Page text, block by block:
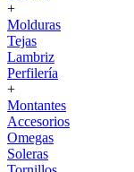
+
Molduras
Tejas
Lambriz
Perfilería
+
Montantes
Accesorios
Omegas
Soleras